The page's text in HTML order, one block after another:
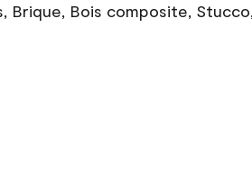
Brique, Bois composite,